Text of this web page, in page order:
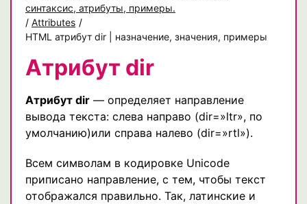
синтаксис, атрибуты, примеры.
/ Attributes /
HTML атрибут dir | назначение, значения, примеры
Атрибут dir
Атрибут dir — определяет направление
вывода текста: слева направо (dir=»ltr», по
умолчанию)или справа налево (dir=»rtl»).
Всем символам в кодировке Unicode
приписано направление, с тем, чтобы текст
отображался правильно. Так, латинские и